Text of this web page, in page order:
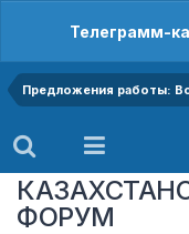
Телеграмм-
Предложения работы:
ФОРУМ